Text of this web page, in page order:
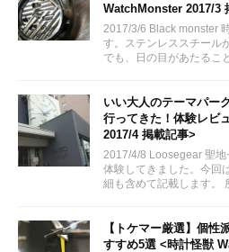
WatchMonster 2017/3
2017/3/6 Black monster
す。ステンレススチール
でも、日の目があたるこ
いい大人のテーマパー
行ってきた！体験レビ
2017/4 掲載記事>
2017/4/8 Loosegear 聖
体験してきました。今回
細も含めて記載します。
【トケマー厳選】個性
すすめ5選 <時計怪獣